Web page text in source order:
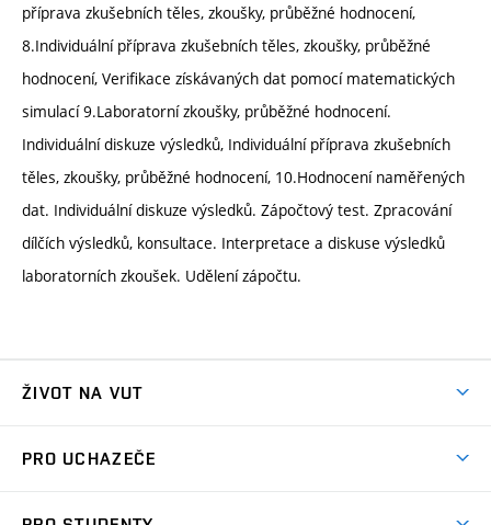
příprava zkušebních těles, zkoušky, průběžné hodnocení,
8.Individuální příprava zkušebních těles, zkoušky, průběžné
hodnocení, Verifikace získávaných dat pomocí matematických
simulací 9.Laboratorní zkoušky, průběžné hodnocení.
Individuální diskuze výsledků, Individuální příprava zkušebních
těles, zkoušky, průběžné hodnocení, 10.Hodnocení naměřených
dat. Individuální diskuze výsledků. Zápočtový test. Zpracování
dílčích výsledků, konsultace. Interpretace a diskuse výsledků
laboratorních zkoušek. Udělení zápočtu.
ŽIVOT NA VUT
Koleje
PRO UCHAZEČE